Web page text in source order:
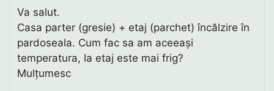
Va salut.
Casa parter (gresie) + etaj (parchet) încălzire în
pardoseala. Cum fac sa am aceeași
temperatura, la etaj este mai frig?
Mulțumesc